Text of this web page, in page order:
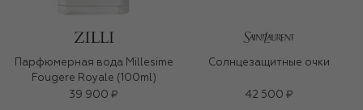
Парфюмерная вода Millesime
Fougere Royale (100ml)
39 900 ₽
Солнцезащитные очки
42 500 ₽